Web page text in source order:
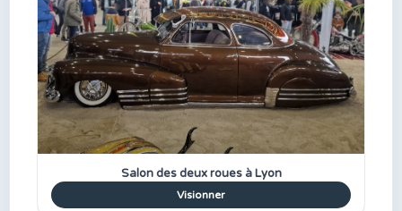
Salon des deux roues à Lyon
Visionner